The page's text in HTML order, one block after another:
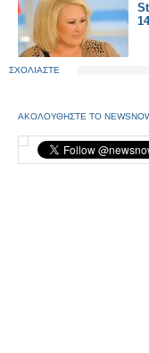
ΣΧΟΛΙΑΣΤΕ
ΑΚΟΛΟΥΘΗΣΤΕ ΤΟ